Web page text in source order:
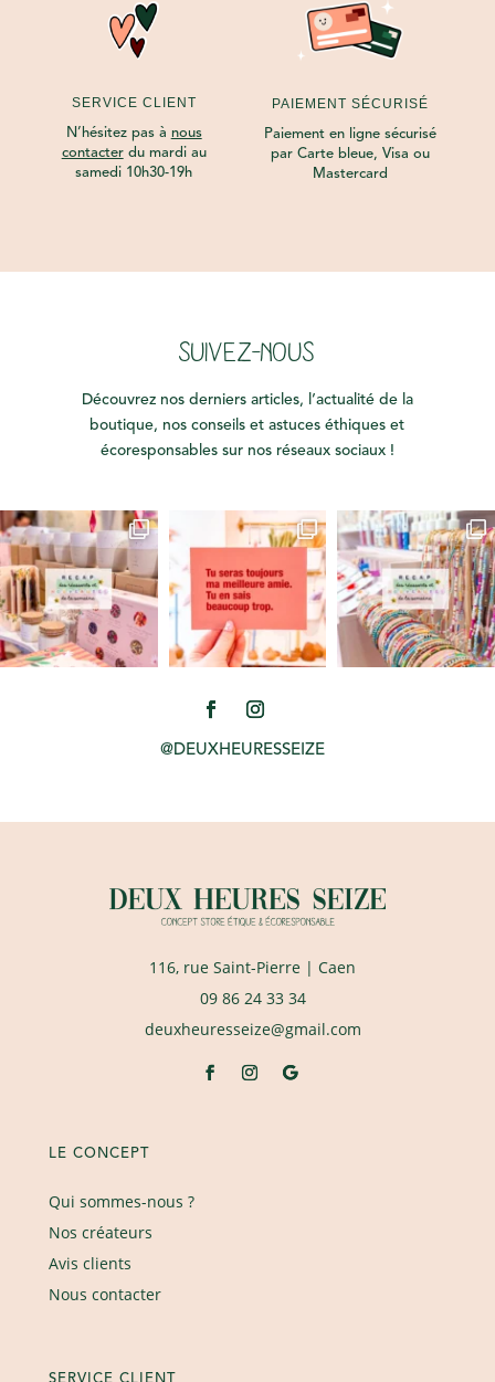
SERVICE CLIENT
N’hésitez pas à nous
contacterdu mardi au
samedi 10h30-19h
PAIEMENT SÉCURISÉ
Paiement en ligne sécurisé
par Carte bleue, Visa ou
Mastercard
SUIVEZ-NOUS
Découvrez nos derniers articles, l’actualité de la
boutique, nos conseils et astuces éthiques et
écoresponsables sur nos réseaux sociaux !
@DEUXHEURESSEIZE
116, rue Saint-Pierre | Caen
09 86 24 33 34
deuxheuresseize@gmail.com
LE CONCEPT
Qui sommes-nous ?
Nos créateurs
Avis clients
Nous contacter